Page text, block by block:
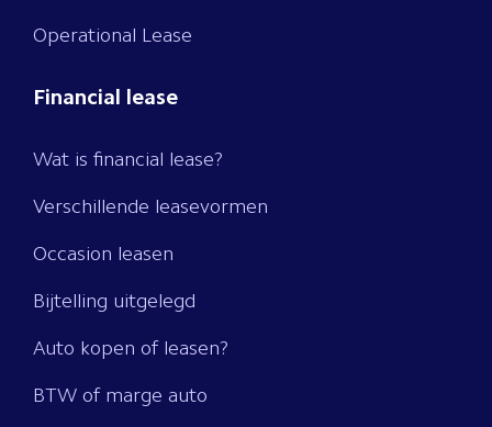
Operational Lease
Financial lease
Wat is financial lease?
Verschillende leasevormen
Occasion leasen
Bijtelling uitgelegd
Auto kopen of leasen?
BTW of marge auto